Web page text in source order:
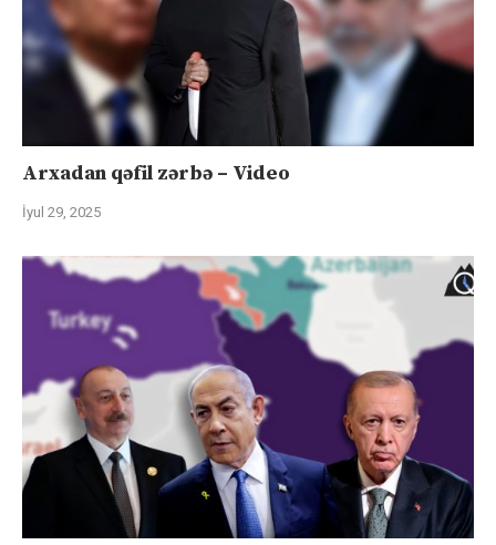
Arxadan qəfil zərbə – Video
İyul 29, 2025